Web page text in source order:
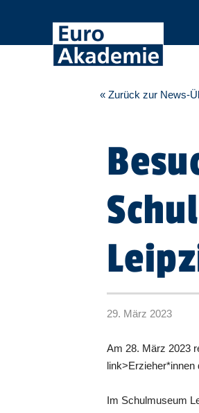
« Zurück zur News-
29. März 2023
Am 28. März 2023
link>Erzieher*innen
Im Schulmuseum